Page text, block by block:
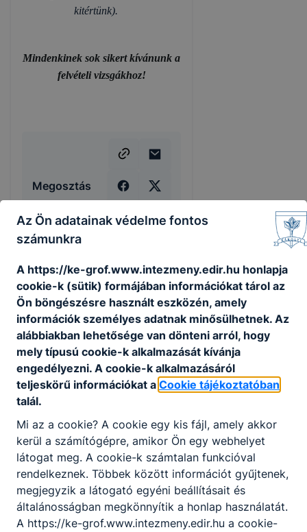
kitértünk).
Mindenkinek sok sikert kívánunk a
felvételi vizsgákhoz!
Megosztás
KAPCSOLÓDÓ HÍREK
ISKOLÁNK NYÁRI
NYITVATARTÁSA
Az Ön adatainak védelme fontos
számunkra
A https://ke-grof.www.intezmeny.edir.hu honlapja
cookie-k (sütik) formájában információkat tárol az
Ön böngészésre használt eszközén, amely
információk személyes adatnak minősülhetnek. Az
alábbiakban lehetősége van dönteni arról, hogy
mely típusú cookie-k alkalmazását kívánja
engedélyezni. A cookie-k alkalmazásáról
teljeskörű információkat a Cookie tájékoztatóban
talál.
Mi az a cookie? A cookie egy kis fájl, amely akkor
kerül a számítógépre, amikor Ön egy webhelyet
látogat meg. A cookie-k számtalan funkcióval
rendelkeznek. Többek között információt gyűjtenek,
megjegyzik a látogató egyéni beállításait és
általánosságban megkönnyítik a honlap használatát.
A https://ke-grof.www.intezmeny.edir.hu a cookie-